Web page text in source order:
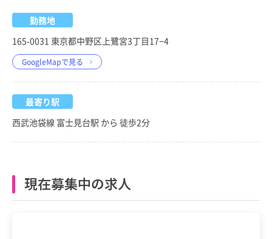
勤務地
165-0031 東京都中野区上鷺宮3丁目17−4
GoogleMapで見る
最寄り駅
西武池袋線 富士見台駅 から 徒歩2分
現在募集中の求人